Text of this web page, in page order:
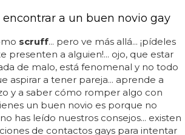
encontrar a un buen novio gay
scruff... pero ve más allá... ¡pídeles
presenten a alguien!... ojo, que estar
de malo, está fenomenal y no todo
aspirar a tener pareja... aprende a
y a saber cómo romper algo con
un buen novio es porque no
has leído nuestros consejos... existen
de contactos gays para intentar